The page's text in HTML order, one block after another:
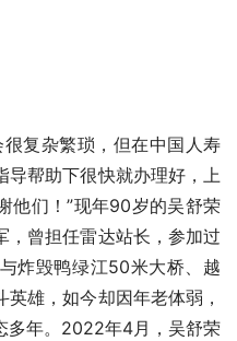
复杂繁琐，但在中国人寿
导帮助下很快就办理好，上
他们！”现年90岁的吴舒荣
，曾担任雷达站长，参加过
炸毁鸭绿江50米大桥、越
雄，如今却因年老体弱，
多年。2022年4月，吴舒荣